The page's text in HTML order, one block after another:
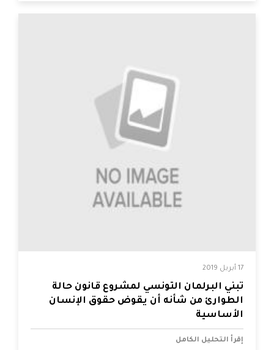
17 أبريل 2019
تبني البرلمان التونسي لمشروع قانون حالة
الطوارئ من شأنه أن يقوض حقوق الإنسان
الأساسية
إقرأ التحليل الكامل